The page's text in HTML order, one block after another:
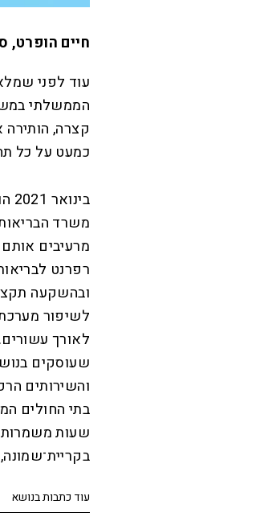
חיים
הממשלתי
קצרה,
כמעט על כל
משרד
מרעיבים
רפרנט
ובהשקעה
לשיפור
שעוסקים
והשירותים
בתי החולים
שעות משמרות
עוד כתבות בנושא